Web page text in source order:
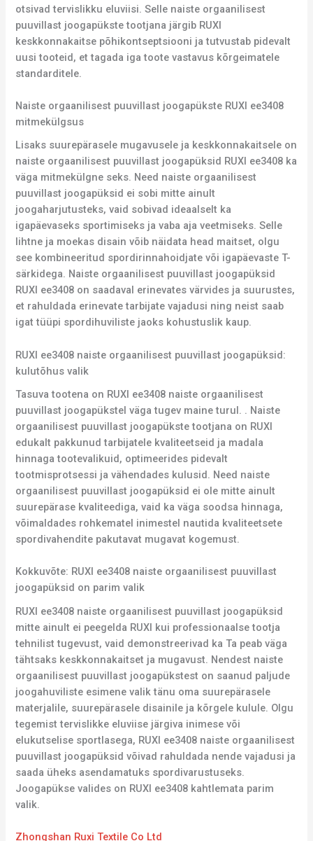
otsivad tervislikku eluviisi. Selle naiste orgaanilisest
puuvillast joogapükste tootjana järgib RUXI
keskkonnakaitse põhikontseptsiooni ja tutvustab pidevalt
uusi tooteid, et tagada iga toote vastavus kõrgeimatele
standarditele.
Naiste orgaanilisest puuvillast joogapükste RUXI ee3408
mitmekülgsus
Lisaks suurepärasele mugavusele ja keskkonnakaitsele on
naiste orgaanilisest puuvillast joogapüksid RUXI ee3408 ka
väga mitmekülgne seks. Need naiste orgaanilisest
puuvillast joogapüksid ei sobi mitte ainult
joogaharjutusteks, vaid sobivad ideaalselt ka
igapäevaseks sportimiseks ja vaba aja veetmiseks. Selle
lihtne ja moekas disain võib näidata head maitset, olgu
see kombineeritud spordirinnahoidjate või igapäevaste T-
särkidega. Naiste orgaanilisest puuvillast joogapüksid
RUXI ee3408 on saadaval erinevates värvides ja suurustes,
et rahuldada erinevate tarbijate vajadusi ning neist saab
igat tüüpi spordihuviliste jaoks kohustuslik kaup.
RUXI ee3408 naiste orgaanilisest puuvillast joogapüksid:
kulutõhus valik
Tasuva tootena on RUXI ee3408 naiste orgaanilisest
puuvillast joogapükstel väga tugev maine turul. . Naiste
orgaanilisest puuvillast joogapükste tootjana on RUXI
edukalt pakkunud tarbijatele kvaliteetseid ja madala
hinnaga tootevalikuid, optimeerides pidevalt
tootmisprotsessi ja vähendades kulusid. Need naiste
orgaanilisest puuvillast joogapüksid ei ole mitte ainult
suurepärase kvaliteediga, vaid ka väga soodsa hinnaga,
võimaldades rohkematel inimestel nautida kvaliteetsete
spordivahendite pakutavat mugavat kogemust.
Kokkuvõte: RUXI ee3408 naiste orgaanilisest puuvillast
joogapüksid on parim valik
RUXI ee3408 naiste orgaanilisest puuvillast joogapüksid
mitte ainult ei peegelda RUXI kui professionaalse tootja
tehnilist tugevust, vaid demonstreerivad ka Ta peab väga
tähtsaks keskkonnakaitset ja mugavust. Nendest naiste
orgaanilisest puuvillast joogapükstest on saanud paljude
joogahuviliste esimene valik tänu oma suurepärasele
materjalile, suurepärasele disainile ja kõrgele kulule. Olgu
tegemist tervislikke eluviise järgiva inimese või
elukutselise sportlasega, RUXI ee3408 naiste orgaanilisest
puuvillast joogapüksid võivad rahuldada nende vajadusi ja
saada üheks asendamatuks spordivarustuseks.
Joogapükse valides on RUXI ee3408 kahtlemata parim
valik.
Zhongshan Ruxi Textile Co Ltd